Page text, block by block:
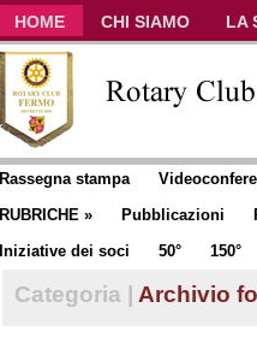
HOME CHI SIAMO LA
CLUB COMMUNICATOR
Rassegna stampa
RUBRICHE » Pubblicazioni
Iniziative dei soci
50° 150°
Categoria | Archivio